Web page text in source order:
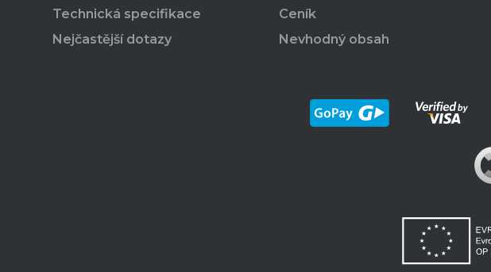
Technická specifikace
Nejčastější dotazy
Ceník
Nevhodný obsah